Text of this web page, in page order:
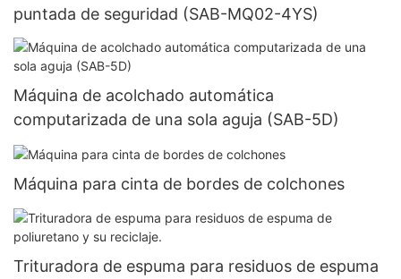
puntada de seguridad (SAB-MQ02-4YS)
Máquina de acolchado automática
computarizada de una sola aguja (SAB-5D)
Máquina para cinta de bordes de colchones
Trituradora de espuma para residuos de espuma